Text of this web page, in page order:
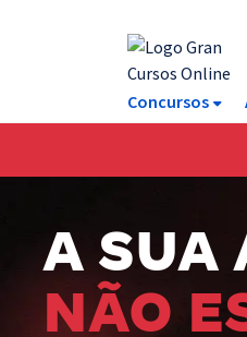
Concursos
A SUA
NÃO
Residências Multiprofissionais
Preparação completa e intensiva para
residências em saúde do Brasil